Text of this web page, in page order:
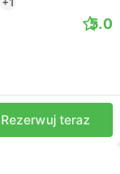
5.0
Rezerwuj teraz